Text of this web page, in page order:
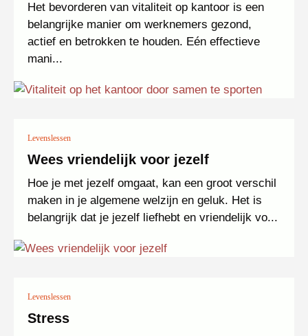
Het bevorderen van vitaliteit op kantoor is een
belangrijke manier om werknemers gezond,
actief en betrokken te houden. Eén effectieve
mani...
Levenslessen
Wees vriendelijk voor jezelf
Hoe je met jezelf omgaat, kan een groot verschil
maken in je algemene welzijn en geluk. Het is
belangrijk dat je jezelf liefhebt en vriendelijk vo...
Levenslessen
Stress